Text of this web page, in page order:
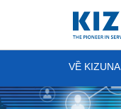
VỀ KIZUNA